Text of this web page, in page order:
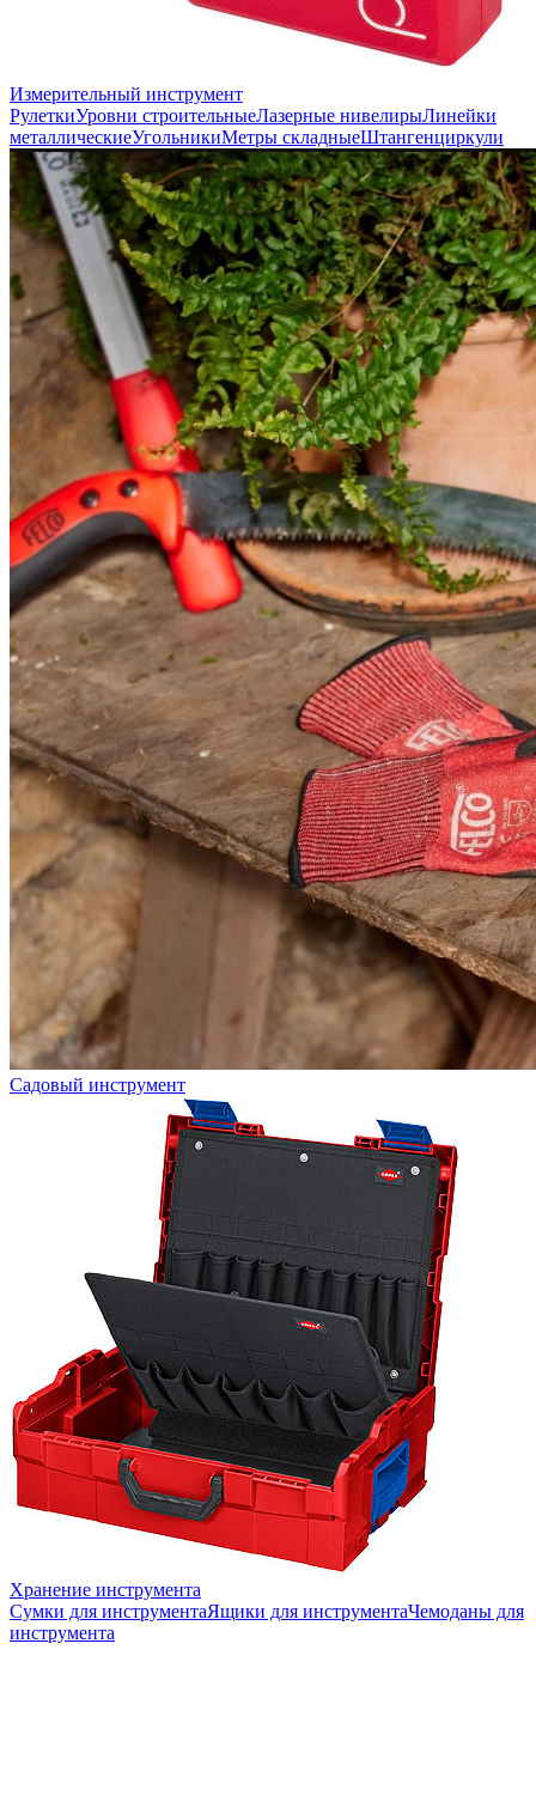
Измерительный инструмент
РулеткиУровни строительныеЛазерные нивелирыЛинейки
металлическиеУгольникиМетры складныеШтангенциркули
Садовый инструмент
Хранение инструмента
Сумки для инструментаЯщики для инструментаЧемоданы для
инструмента